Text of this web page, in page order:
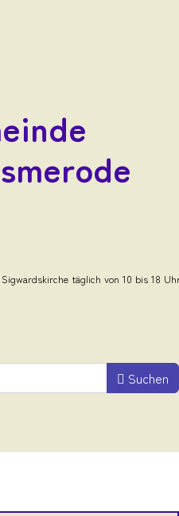
täglich von 10 bis 18
Suchen